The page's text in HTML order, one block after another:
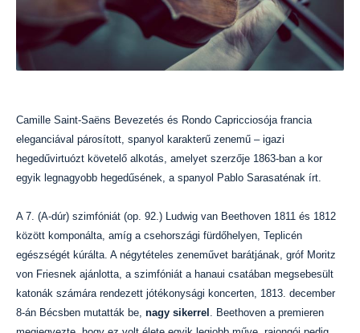
Camille Saint-Saëns Bevezetés és Rondo Capricciosója francia
eleganciával párosított, spanyol karakterű zenemű – igazi
hegedűvirtuózt követelő alkotás, amelyet szerzője 1863-ban a kor
egyik legnagyobb hegedűsének, a spanyol Pablo Sarasaténak írt.
A 7. (A-dúr) szimfóniát (op. 92.) Ludwig van Beethoven 1811 és 1812
között komponálta, amíg a csehországi fürdőhelyen, Teplicén
egészségét kúrálta. A négytételes zeneművet barátjának, gróf Moritz
von Friesnek ajánlotta, a szimfóniát a hanaui csatában megsebesült
katonák számára rendezett jótékonysági koncerten, 1813. december
8-án Bécsben mutatták be, nagy sikerrel . Beethoven a premieren